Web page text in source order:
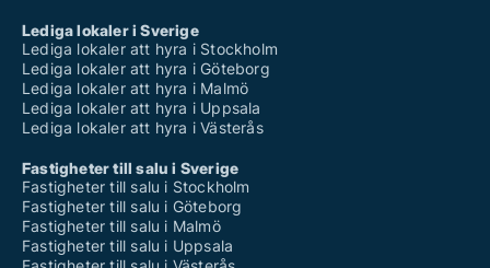
Lediga lokaler i Sverige
Lediga lokaler att hyra i Stockholm
Lediga lokaler att hyra i Göteborg
Lediga lokaler att hyra i Malmö
Lediga lokaler att hyra i Uppsala
Lediga lokaler att hyra i Västerås
Fastigheter till salu i Sverige
Fastigheter till salu i Stockholm
Fastigheter till salu i Göteborg
Fastigheter till salu i Malmö
Fastigheter till salu i Uppsala